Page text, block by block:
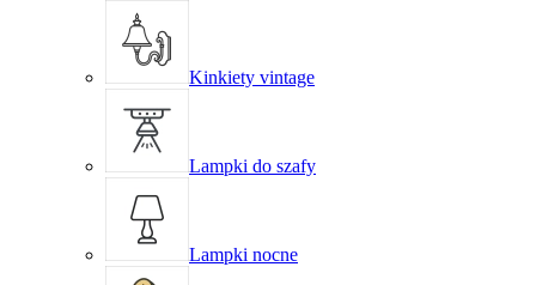
Kinkiety vintage
Lampki do szafy
Lampki nocne